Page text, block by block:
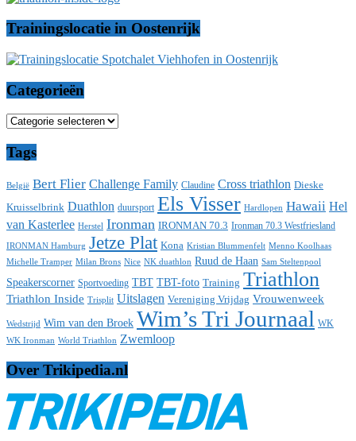
Trainingslocatie in Oostenrijk
Categorieën
Categorieën
Tags
België Bert Flier Challenge Family Claudine Cross triathlon Dieske
Kruisselbrink Duathlon duursport Els Visser Hardlopen Hawaii Hel
van Kasterlee Herstel Ironman IRONMAN 70.3 Ironman 70.3 Westfriesland
IRONMAN Hamburg Jetze Plat Kona Kristian Blummenfelt Menno Koolhaas
Michelle Tramper Milan Brons Nice NK duathlon Ruud de Haan Sam Steltenpool
Speakerscorner Sportvoeding TBT TBT-foto Training Triathlon
Triathlon Inside Trisplit Uitslagen Vereniging Vrijdag Vrouwenweek
Wedstrijd Wim van den Broek Wim’s Tri Journaal WK
WK Ironman World Triathlon Zwemloop
Over Trikipedia.nl